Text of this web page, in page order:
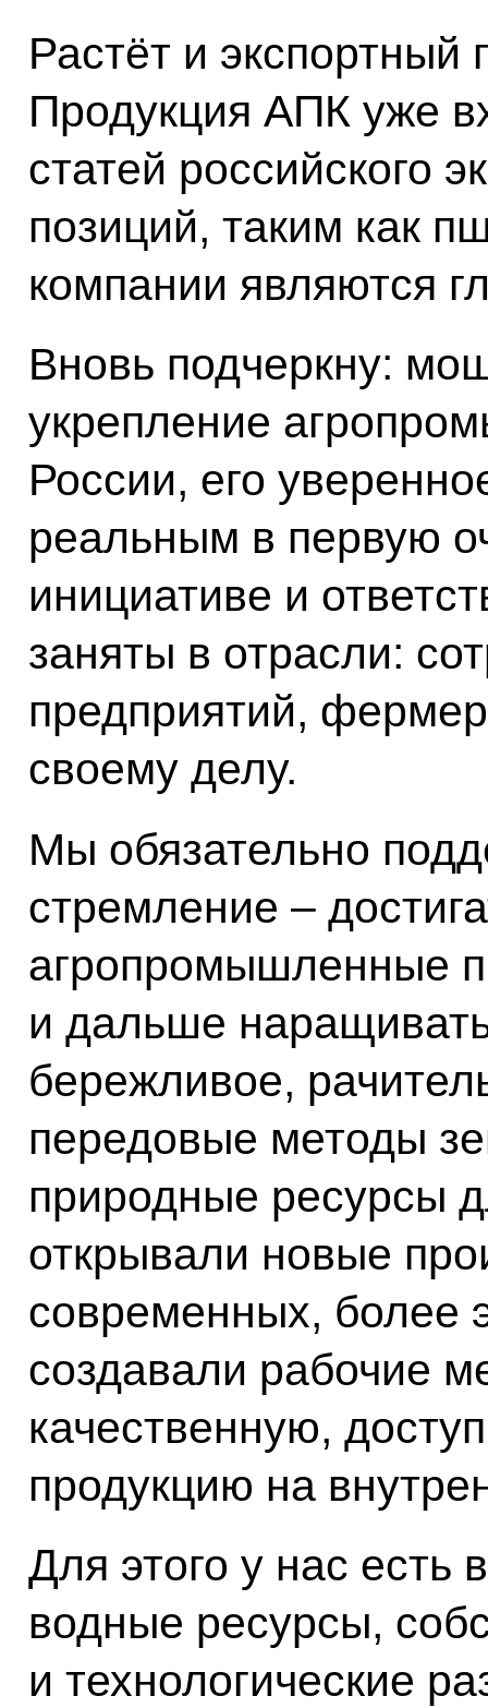
Растёт и экспортный
Продукция АПК уже
статей российского
позиций, таким как
компании являются
Вновь подчеркну:
укрепление
России, его
реальным в первую
инициативе и
заняты в отрасли:
предприятий,
своему делу.
Мы обязательно
стремление –
агропромышленные
и дальше
бережливое,
передовые методы
природные ресурсы
открывали новые
современных, более
создавали рабочие
качественную,
продукцию на
Для этого у нас есть
водные ресурсы,
и технологические